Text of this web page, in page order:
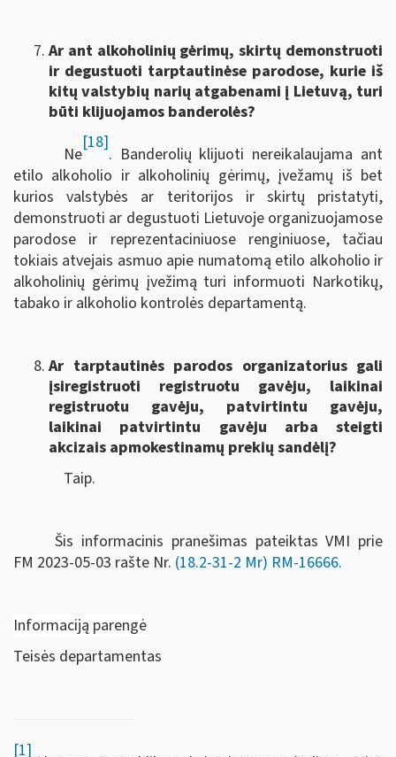
Ar ant alkoholinių gėrimų, skirtų demonstruoti
ir degustuoti tarptautinėse parodose, kurie iš
kitų valstybių narių atgabenami į Lietuvą, turi
būti klijuojamos banderolės?
Ne
[18]
. Banderolių klijuoti nereikalaujama ant
etilo alkoholio ir alkoholinių gėrimų, įvežamų iš bet
kurios valstybės ar teritorijos ir skirtų pristatyti,
demonstruoti ar degustuoti Lietuvoje organizuojamose
parodose ir reprezentaciniuose renginiuose, tačiau
tokiais atvejais asmuo apie numatomą etilo alkoholio ir
alkoholinių gėrimų įvežimą turi informuoti Narkotikų,
tabako ir alkoholio kontrolės departamentą.
Ar tarptautinės parodos organizatorius gali
įsiregistruoti registruotu gavėju, laikinai
registruotu gavėju, patvirtintu gavėju,
laikinai patvirtintu gavėju arba steigti
akcizais apmokestinamų prekių sandėlį?
Taip.
Šis informacinis pranešimas pateiktas VMI prie
FM 2023-05-03 rašte Nr. (18.2-31-2 Mr) RM-16666.
Informaciją parengė
Teisės departamentas
[1]